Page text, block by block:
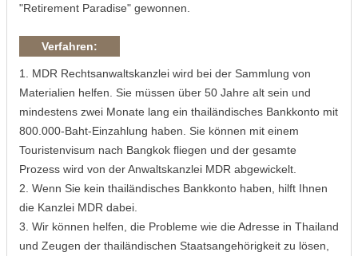
"Retirement Paradise" gewonnen.
Verfahren:
1. MDR Rechtsanwaltskanzlei wird bei der Sammlung von
Materialien helfen. Sie müssen über 50 Jahre alt sein und
mindestens zwei Monate lang ein thailändisches Bankkonto mit
800.000-Baht-Einzahlung haben. Sie können mit einem
Touristenvisum nach Bangkok fliegen und der gesamte
Prozess wird von der Anwaltskanzlei MDR abgewickelt.
2. Wenn Sie kein thailändisches Bankkonto haben, hilft Ihnen
die Kanzlei MDR dabei.
3. Wir können helfen, die Probleme wie die Adresse in Thailand
und Zeugen der thailändischen Staatsangehörigkeit zu lösen,